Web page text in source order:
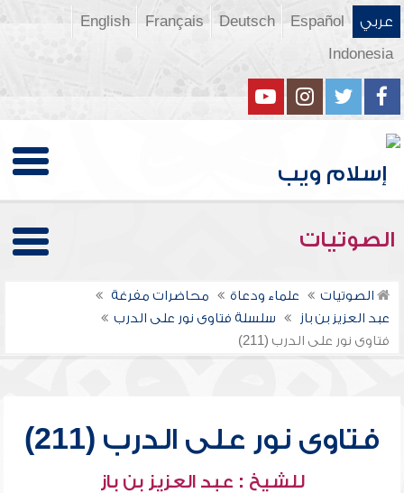
عربي Español
Deutsch
Français
English
Indonesia
الصوتيات
الصوتيات علماء ودعاة
محاضرات مفرغة
عبد العزيز بن باز
سلسلة فتاوى نور على الدرب
فتاوى نور على الدرب (211)
فتاوى نور على الدرب (211)
للشيخ : عبد العزيز بن باز